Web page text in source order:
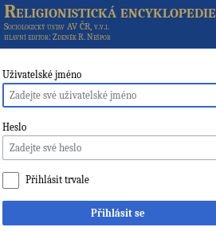
Religionistická encyklopedie
Sociologický ústav AV ČR, v.v.i.
hlavní editor: Zdeněk R. Nešpor
Uživatelské jméno
Heslo
Přihlásit trvale
Přihlásit se